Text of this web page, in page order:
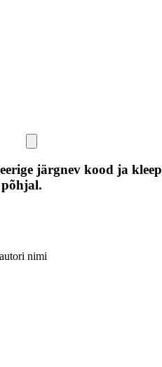
järgnev kood ja
nimi